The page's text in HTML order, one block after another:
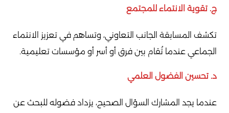
ج. تقوية الانتماء للمجتمع
تكشف المسابقة الجانب التعاوني، وتساهم في تعزيز الانتماء
الجماعي عندما تُقام بين فرق أو أسر أو مؤسسات تعليمية.
د. تحسين الفضول العلمي
عندما يجد المشارك السؤال الصحيح، يزداد فضوله للبحث عن